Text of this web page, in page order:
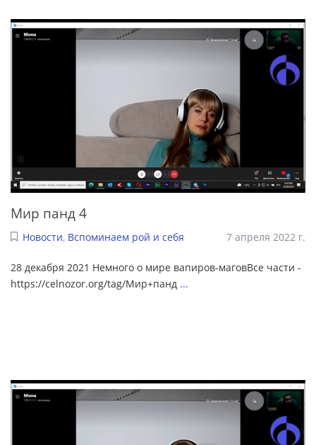
Мир панд 4
Новости, Вспоминаем рой и себя 7 апреля 2022 г.
28 декабря 2021 Немного о мире вапиров-маговВсе части -
https://celnozor.org/tag/Мир+панд ...